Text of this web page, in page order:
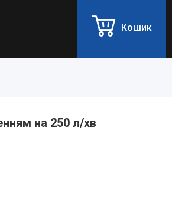
Кошик
на 250 л/хв